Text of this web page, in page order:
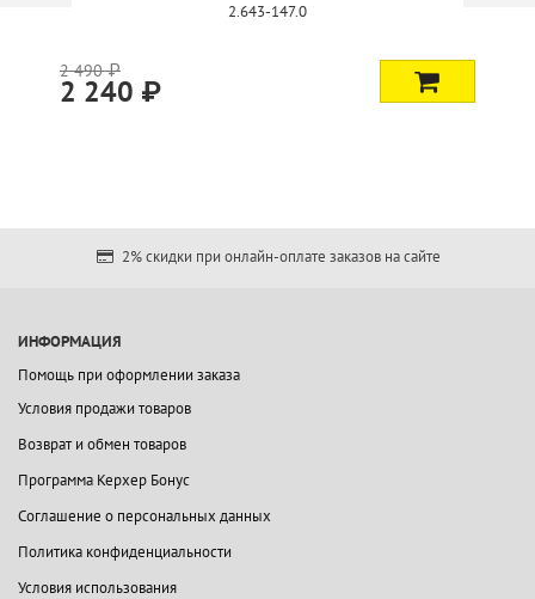
2.643-147.0
2 490 ₽
2 240 ₽
2% скидки при онлайн-оплате заказов на сайте
ИНФОРМАЦИЯ
Помощь при оформлении заказа
Условия продажи товаров
Возврат и обмен товаров
Программа Керхер Бонус
Соглашение о персональных данных
Политика конфиденциальности
Условия использования